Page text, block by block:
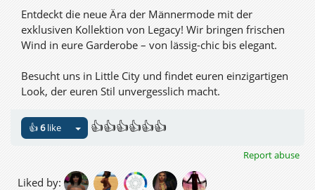
Entdeckt die neue Ära der Männermode mit der
exklusiven Kollektion von Legacy! Wir bringen frischen
Wind in eure Garderobe – von lässig-chic bis elegant.
Besucht uns in Little City und findet euren einzigartigen
Look, der euren Stil unvergesslich macht.
👍6like 👍👍👍👍👍👍
Report abuse
Liked by: